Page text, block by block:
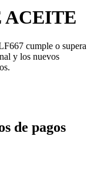
ACEITE
cumple o supera
y los nuevos
de pagos